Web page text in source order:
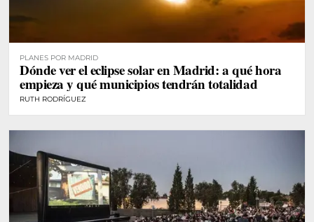
PLANES POR MADRID
Dónde ver el eclipse solar en Madrid: a qué hora
empieza y qué municipios tendrán totalidad
RUTH RODRÍGUEZ